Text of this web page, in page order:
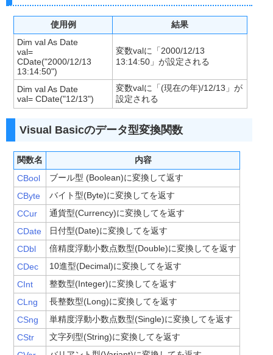
使用例
結果
Dim val As Date
val=
CDate("2000/12/13
13:14:50")
変数valに「2000/12/13
13:14:50」が設定される
Dim val As Date
val= CDate("12/13")
変数valに「(現在の年)/12/13」が
設定される
Visual Basicのデータ型変換関数
関数名
内容
CBool
ブール型 (Boolean)に変換して返す
CByte
バイト型(Byte)に変換してを返す
CCur
通貨型(Currency)に変換してを返す
CDate
日付型(Date)に変換してを返す
CDbl
倍精度浮動小数点数型(Double)に変換してを返す
CDec
10進型(Decimal)に変換してを返す
CInt
整数型(Integer)に変換してを返す
CLng
長整数型(Long)に変換してを返す
CSng
単精度浮動小数点数型(Single)に変換してを返す
CStr
文字列型(String)に変換してを返す